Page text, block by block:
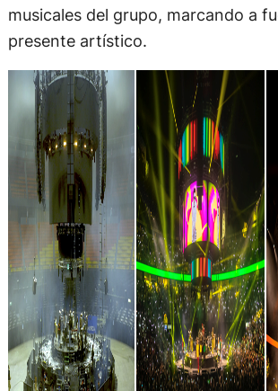
musicales del grupo, marcando a
presente artístico.